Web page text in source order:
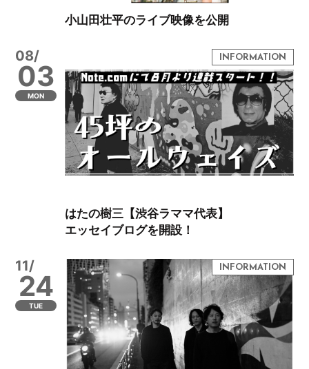
小山田壮平のライブ映像を公開
08/
03
MON
はたの樹三【渋谷ラママ代表】
エッセイブログを開設！
11/
24
TUE